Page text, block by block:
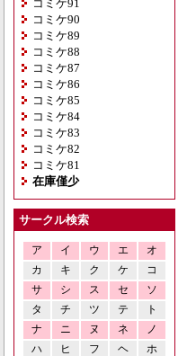
コミケ91
コミケ90
コミケ89
コミケ88
コミケ87
コミケ86
コミケ85
コミケ84
コミケ83
コミケ82
コミケ81
在庫僅少
サークル検索
ア イ ウ エ
オ
カ
キ ク ケ
コ
サ
シ ス セ
ソ
タ
チ ツ テ
ト
ナ
ニ ヌ ネ
ノ
ハ
ヒ フ ヘ
ホ